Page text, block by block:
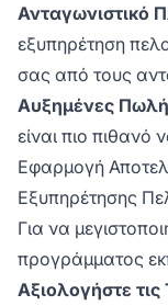
Ανταγωνιστικό
εξυπηρέτηση
σας από τους
Αυξημένες
είναι πιο
Εφαρμογή
Εξυπηρέτησης
Για να
προγράμματος
Αξιολογήστε